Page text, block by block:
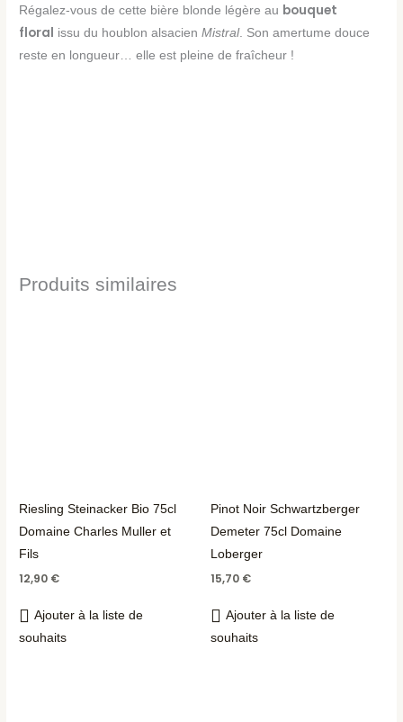
Régalez-vous de cette bière blonde légère au bouquet
floral issu du houblon alsacienMistral. Son amertume douce
reste en longueur… elle est pleine de fraîcheur !
Produits similaires
Riesling Steinacker Bio 75cl
Domaine Charles Muller et
Fils
12,90 €
Ajouter à la liste de
souhaits
Pinot Noir Schwartzberger
Demeter 75cl Domaine
Loberger
15,70 €
Ajouter à la liste de
souhaits